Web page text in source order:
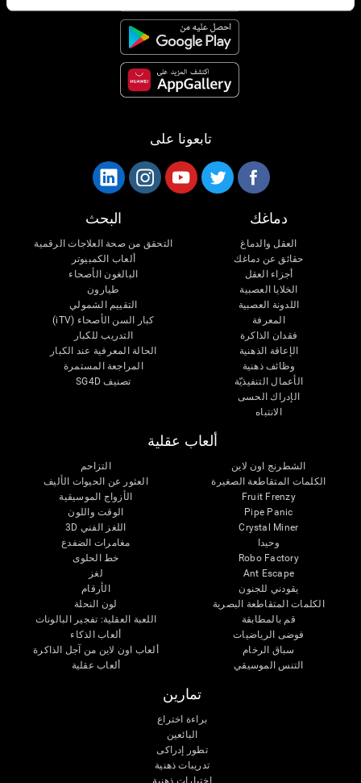
تابعونا على
دماغك
العقل والدماغ
حقائق عن دماغك
أجزاء العقل
الخلايا العصبية
اللدونة العصبية
المعرفة
فقدان الذاكرة
الإعاقة الذهنية
وظائف ذهنية
الأعمال التنفيذيّة
الإدراك الحسى
الانتباه
البحث
التحقق من صحة العلاجات الرقمية
ألعاب الكمبيوتر
البالغون الأصحاء
طيارون
التقييم الشمولي
كبار السن الأصحاء (iTV)
التدريب للكبار
الحالة المعرفية عند الكبار
المراجعة المستمرة
تصنيف SG4D
ألعاب عقلية
الشطرنج اون لاين
الكلمات المتقاطعة الصغيرة
Fruit Frenzy
Pipe Panic
Crystal Miner
وحيدا
Robo Factory
Ant Escape
يقودني للجنون
الكلمات المتقاطعة البصرية
قم بالمطابقة
فوضى الرياضيات
سباق الرخام
التنس الموسيقي
التزاحم
العثور عن الحيوات الأليف
الأزواج الموسيقية
الوقت واللون
اللغز الفني 3D
مغامرات الضفدع
خط الحلوى
لغز
الأرقام
لون النحلة
اللعبة العقلية: تفجير البالونات
ألعاب الذكاء
ألعاب اون لاين من آجل الذاكرة
ألعاب عقلية
تمارين
براءة اختراع
البائعين
تطور إدراكى
تدريبات ذهنية